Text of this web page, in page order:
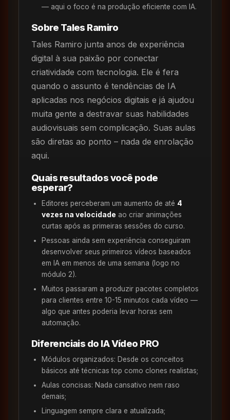
— aqui o foco é na produção eficiente com IA.
Sobre Tales Ramiro
Tales Ramiro junta anos de experiência
digital à sua paixão por conectar
criatividade com tecnologia. Ele é fera
quando o assunto é tendências de IA
aplicadas nos negócios digitais e já ajudou
muita gente a destravar suas habilidades
audiovisuais sem complicação. Suas aulas
são diretas ao ponto – nada de enrolação
aqui.
Quais resultados você pode
esperar?
Editores perceberam um aumento de até 4
vezes na velocidade ao criar animações
curtas após as primeiras sessões do curso.
Pessoas ainda sem experiência conseguiram
desenvolver seus primeiros vídeos baseados
em IA em menos de uma semana (logo no
módulo 2).
Muitos passaram a produzir pacotes completos
para clientes entre 10-15 minutos cada vídeo —
algo que antes poderia levar horas sem
automação.
Diferenciais do IA Vídeo PRO
Módulos organizados: Desde os conceitos
básicos até técnicas top como clones realistas;
Aulas concisas: Nada cansativo nem raso
demais;
Linguagem sempre clara e atualizada;